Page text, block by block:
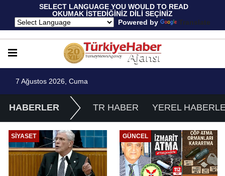
SELECT LANGUAGE YOU WOULD TO READ
OKUMAK İSTEDİĞİNİZ DİLİ SEÇİNİZ
Powered by
Translate
7 Ağustos 2026, Cuma
HABERLER TR HABER YEREL
SIYASET GÜNCEL